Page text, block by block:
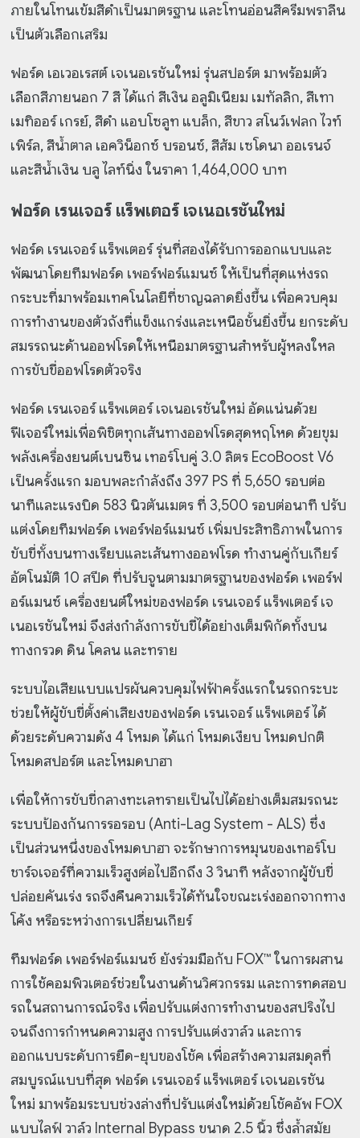
ภายในโทนเข้มสีดำเป็นมาตรฐาน และโทนอ่อนสีครีมพราลีน
เป็นตัวเลือกเสริม
ฟอร์ด เอเวอเรสต์ เจเนอเรชันใหม่ รุ่นสปอร์ต มาพร้อมตัว
เลือกสีภายนอก 7 สี ได้แก่ สีเงิน อลูมิเนียม เมทัลลิก, สีเทา
เมทิออร์ เกรย์, สีดำ แอบโซลูท แบล็ก, สีขาว สโนว์เฟลก ไวท์
เพิร์ล, สีน้ำตาล เอควิน็อกซ์ บรอนซ์, สีส้ม เซโดนา ออเรนจ์
และสีน้ำเงิน บลู ไลท์นิ่ง ในราคา 1,464,000 บาท
ฟอร์ด เรนเจอร์ แร็พเตอร์ เจเนอเรชันใหม่
ฟอร์ด เรนเจอร์ แร็พเตอร์ รุ่นที่สองได้รับการออกแบบและ
พัฒนาโดยทีมฟอร์ด เพอร์ฟอร์แมนซ์ ให้เป็นที่สุดแห่งรถ
กระบะที่มาพร้อมเทคโนโลยีที่ชาญฉลาดยิ่งขึ้น เพื่อควบคุม
การทำงานของตัวถังที่แข็งแกร่งและเหนือชั้นยิ่งขึ้น ยกระดับ
สมรรถนะด้านออฟโรดให้เหนือมาตรฐานสำหรับผู้หลงใหล
การขับขี่ออฟโรดตัวจริง
ฟอร์ด เรนเจอร์ แร็พเตอร์ เจเนอเรชันใหม่ อัดแน่นด้วย
ฟีเจอร์ใหม่เพื่อพิชิตทุกเส้นทางออฟโรดสุดหฤโหด ด้วยขุม
พลังเครื่องยนต์เบนซิน เทอร์โบคู่ 3.0 ลิตร EcoBoost V6
เป็นครั้งแรก มอบพละกำลังถึง 397 PS ที่ 5,650 รอบต่อ
นาทีและแรงบิด 583 นิวตันเมตร ที่ 3,500 รอบต่อนาที ปรับ
แต่งโดยทีมฟอร์ด เพอร์ฟอร์แมนซ์ เพิ่มประสิทธิภาพในการ
ขับขี่ทั้งบนทางเรียบและเส้นทางออฟโรด ทำงานคู่กับเกียร์
อัตโนมัติ 10 สปีด ที่ปรับจูนตามมาตรฐานของฟอร์ด เพอร์ฟ
อร์แมนซ์ เครื่องยนต์ใหม่ของฟอร์ด เรนเจอร์ แร็พเตอร์ เจ
เนอเรชันใหม่ จึงส่งกำลังการขับขี่ได้อย่างเต็มพิกัดทั้งบน
ทางกรวด ดิน โคลน และทราย
ระบบไอเสียแบบแปรผันควบคุมไฟฟ้าครั้งแรกในรถกระบะ
ช่วยให้ผู้ขับขี่ตั้งค่าเสียงของฟอร์ด เรนเจอร์ แร็พเตอร์ ได้
ด้วยระดับความดัง 4 โหมด ได้แก่ โหมดเงียบ โหมดปกติ
โหมดสปอร์ต และโหมดบาฮา
เพื่อให้การขับขี่กลางทะเลทรายเป็นไปได้อย่างเต็มสมรถนะ
ระบบป้องกันการรอรอบ (Anti-Lag System - ALS) ซึ่ง
เป็นส่วนหนึ่งของโหมดบาฮา จะรักษาการหมุนของเทอร์โบ
ชาร์จเจอร์ที่ความเร็วสูงต่อไปอีกถึง 3 วินาที หลังจากผู้ขับขี่
ปล่อยคันเร่ง รถจึงคืนความเร็วได้ทันใจขณะเร่งออกจากทาง
โค้ง หรือระหว่างการเปลี่ยนเกียร์
ทีมฟอร์ด เพอร์ฟอร์แมนซ์ ยังร่วมมือกับ FOX™ ในการผสาน
การใช้คอมพิวเตอร์ช่วยในงานด้านวิศวกรรม และการทดสอบ
รถในสถานการณ์จริง เพื่อปรับแต่งการทำงานของสปริงไป
จนถึงการกำหนดความสูง การปรับแต่งวาล์ว และการ
ออกแบบระดับการยืด-ยุบของโช้ค เพื่อสร้างความสมดุลที่
สมบูรณ์แบบที่สุด ฟอร์ด เรนเจอร์ แร็พเตอร์ เจเนอเรชัน
ใหม่ มาพร้อมระบบช่วงล่างที่ปรับแต่งใหม่ด้วยโช้คอัพ FOX
แบบไลฟ์ วาล์ว Internal Bypass ขนาด 2.5 นิ้ว ซึ่งล้ำสมัย